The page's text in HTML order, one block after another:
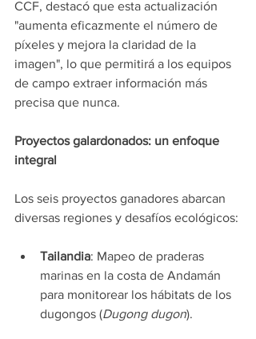
CCF, destacó que esta actualización
"aumenta eficazmente el número de
píxeles y mejora la claridad de la
imagen", lo que permitirá a los equipos
de campo extraer información más
precisa que nunca.
Proyectos galardonados: un enfoque
integral
Los seis proyectos ganadores abarcan
diversas regiones y desafíos ecológicos:
Tailandia: Mapeo de praderas
marinas en la costa de Andamán
para monitorear los hábitats de los
dugongos (Dugong dugon).